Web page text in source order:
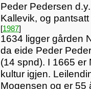
Peder Pedersen
Kallevik, og
[1987]
1634 ligger gården
da eide Peder
(14 spnd). I 1665 er
kultur igjen.
Mogensen og er 55